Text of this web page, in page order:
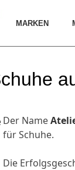
MARKEN
Der Name
für Schuhe.
Die